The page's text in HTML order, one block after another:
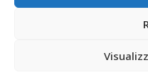
© 2025 – FRÉDÉRIC